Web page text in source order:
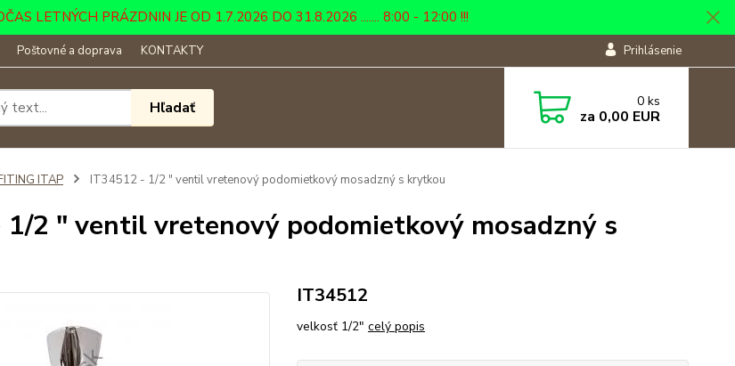
LETNÝCH PRÁZDNIN JE OD 1.7.2026 DO 31.8.2026 ....... 8:00 - 12:00 !!!
Poštovné a doprava KONTAKTY Prihlásenie
Hľadať 0 ks
za 0,00 EUR
ITAP IT34512 - 1/2 " ventil vretenový podomietkový mosadzný s krytkou
2 " ventil vretenový podomietkový mosadzný s
IT34512
velkosť 1/2" celý popis